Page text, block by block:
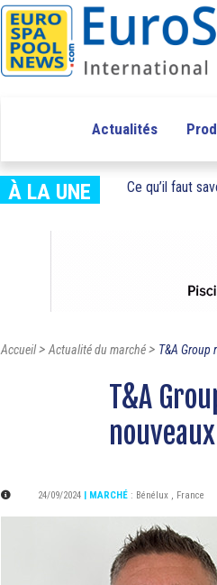
Actualités
À LA UNE Ce qu’il faut
Accueil>Actualité du marché> T&A Group
T&A
24/09/2024 | MARCHÉ : Bénélux , France